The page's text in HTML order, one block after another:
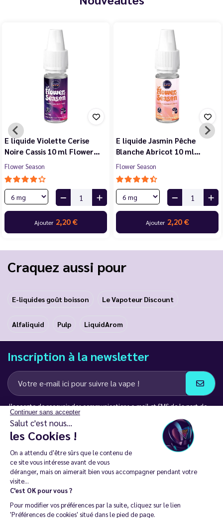
Continuer sans accepter
Salut c'est nous...
les Cookies !
On a attendu d'être sûrs que le contenu de
ce site vous intéresse avant de vous
déranger, mais on aimerait bien vous accompagner pendant votre
visite...
C'est OK pour vous ?
Pour modifier vos préférences par la suite, cliquez sur le lien
'Préférences de cookies' situé dans le pied de page.
E liquide Violette Cerise
Noire Cassis 10 ml Flower…
Flower Season
Ajouter 2,20 €
E liquide Jasmin Pêche
Blanche Abricot 10 ml…
Flower Season
Ajouter 2,20 €
Craquez aussi pour
E-liquides goût boisson Le Vapoteur Discount
Alfaliquid Pulp LiquidArom
Inscription à la newsletter
J’accepte de recevoir des communications e-mail et SMS de la part de
LD Groupe
Restez en contact
La vente de cigarette électronique est interdite chez les moins de
18 ans. 🔞